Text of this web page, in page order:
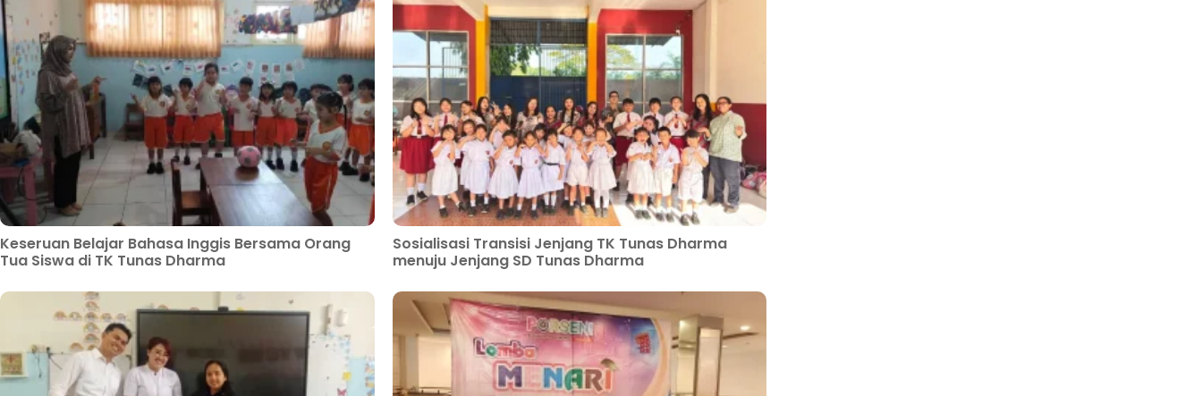
Keseruan Belajar Bahasa Inggis Bersama Orang
Tua Siswa di TK Tunas Dharma
Sosialisasi Transisi Jenjang TK Tunas Dharma
menuju Jenjang SD Tunas Dharma